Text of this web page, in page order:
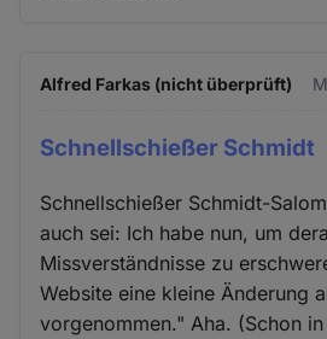
Alfred Farkas (nicht überprüft)
Schnellschießer Schmidt
Schnellschießer Schmidt-
auch sei: Ich habe nun, um
Missverständnisse zu
Website eine kleine Änderung
vorgenommen." Aha. (Schon